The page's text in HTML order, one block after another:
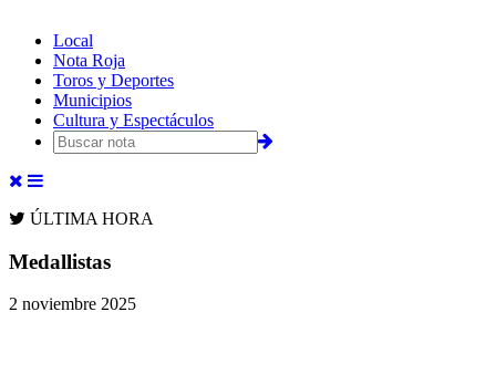
Local
Nota Roja
Toros y Deportes
Municipios
Cultura y Espectáculos
ÚLTIMA HORA
Medallistas
2 noviembre 2025